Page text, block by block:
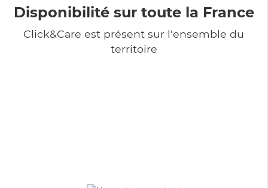
Disponibilité sur toute la France
Click&Care est présent sur l'ensemble du
territoire